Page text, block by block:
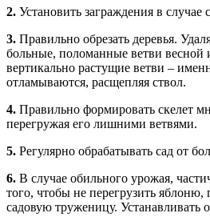
2. Установить заграждения в случае
3. Правильно обрезать деревья.
больные, поломанные ветви весной
вертикально растущие ветви –
отламываются, расщепляя ствол.
4. Правильно формировать скелет
перегружая его лишними ветвями.
5. Регулярно обрабатывать сад от
6. В случае обильного урожая,
того, чтобы не перегрузить
садовую труженицу. Устанавливать